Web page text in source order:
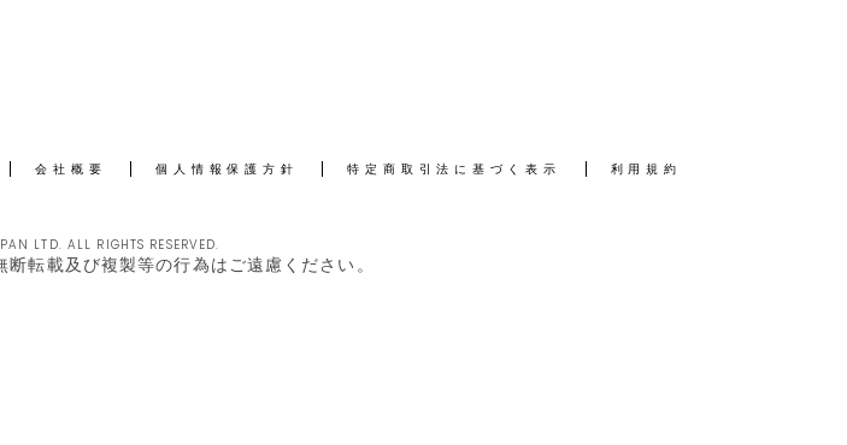
会社概要 個人情報保護方針 特定商取引法に基づく表示 利用規約
LTD. ALL RIGHTS RESERVED.
転載及び複製等の行為はご遠慮ください。